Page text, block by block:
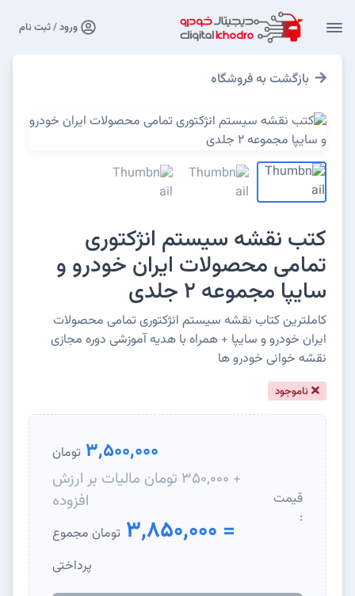
ورود / ثبت نام
بازگشت به فروشگاه
کتب نقشه سیستم انژکتوری
تمامی محصولات ایران خودرو و
سایپا مجموعه 2 جلدی
کاملترین کتاب نقشه سیستم انژکتوری تمامی محصولات
ایران خودرو و سایپا + همراه با هدیه آموزشی دوره مجازی
نقشه خوانی خودرو ها
ناموجود
قیمت
:
3,500,000 تومان
+ 350,000 تومان مالیات بر ارزش
افزوده
= 3,850,000
تومان مجموع
پرداختی